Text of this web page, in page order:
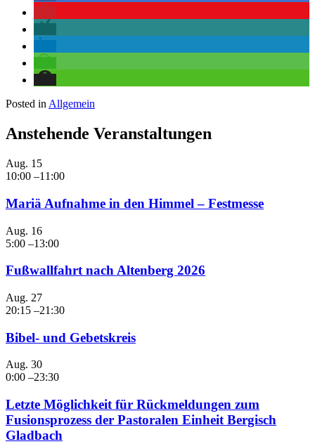
Posted in Allgemein
Anstehende Veranstaltungen
Aug. 15
10:00 –11:00
Mariä Aufnahme in den Himmel – Festmesse
Aug. 16
5:00 –13:00
Fußwallfahrt nach Altenberg 2026
Aug. 27
20:15 –21:30
Bibel- und Gebetskreis
Aug. 30
0:00 –23:30
Letzte Möglichkeit für Rückmeldungen zum
Fusionsprozess der Pastoralen Einheit Bergisch
Gladbach